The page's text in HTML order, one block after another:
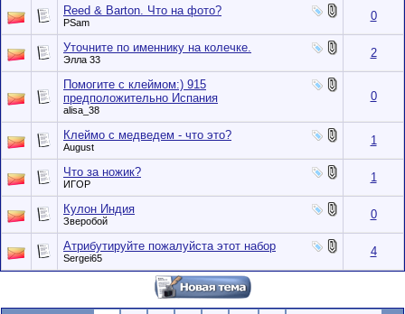
Reed & Barton. Что на фото?
PSam 0
Уточните по именнику на колечке.
Элла 33 2
Помогите с клеймом:) 915
предположительно Испания
alisa_38
0
Клеймо с медведем - что это?
August 1
Что за ножик?
ИГOР 1
Кулон Индия
Зверобой 0
Атрибутируйте пожалуйста этот набор
Sergei65 4